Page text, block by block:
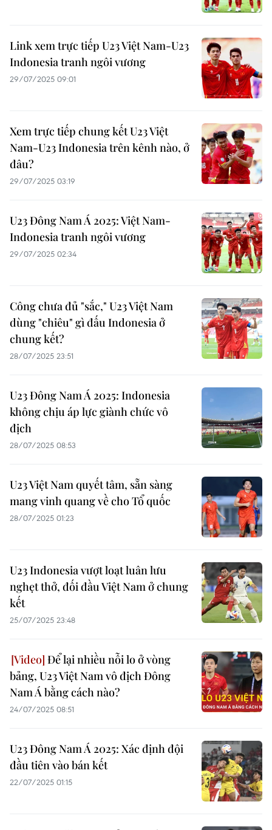
Link xem trực tiếp U23 Việt Nam-U23
Indonesia tranh ngôi vương
29/07/2025 09:01
Xem trực tiếp chung kết U23 Việt
Nam-U23 Indonesia trên kênh nào, ở
đâu?
29/07/2025 03:19
U23 Đông Nam Á 2025: Việt Nam-
Indonesia tranh ngôi vương
29/07/2025 02:34
Công chưa đủ "sắc," U23 Việt Nam
dùng "chiêu" gì đấu Indonesia ở
chung kết?
28/07/2025 23:51
U23 Đông Nam Á 2025: Indonesia
không chịu áp lực giành chức vô
địch
28/07/2025 08:53
U23 Việt Nam quyết tâm, sẵn sàng
mang vinh quang về cho Tổ quốc
28/07/2025 01:23
U23 Indonesia vượt loạt luân lưu
nghẹt thở, đối đầu Việt Nam ở chung
kết
25/07/2025 23:48
Để lại nhiều nỗi lo ở vòng
bảng, U23 Việt Nam vô địch Đông
Nam Á bằng cách nào?
24/07/2025 08:51
U23 Đông Nam Á 2025: Xác định đội
đầu tiên vào bán kết
22/07/2025 01:15